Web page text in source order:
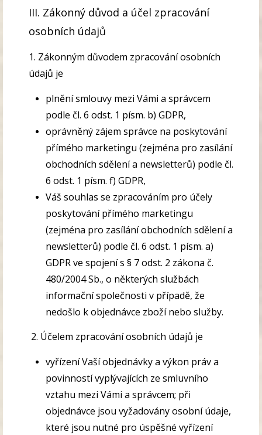
III. Zákonný důvod a účel zpracování
osobních údajů
1. Zákonným důvodem zpracování osobních
údajů je
plnění smlouvy mezi Vámi a správcem
podle čl. 6 odst. 1 písm. b) GDPR,
oprávněný zájem správce na poskytování
přímého marketingu (zejména pro zasílání
obchodních sdělení a newsletterů) podle čl.
6 odst. 1 písm. f) GDPR,
Váš souhlas se zpracováním pro účely
poskytování přímého marketingu
(zejména pro zasílání obchodních sdělení a
newsletterů) podle čl. 6 odst. 1 písm. a)
GDPR ve spojení s § 7 odst. 2 zákona č.
480/2004 Sb., o některých službách
informační společnosti v případě, že
nedošlo k objednávce zboží nebo služby.
2. Účelem zpracování osobních údajů je
vyřízení Vaší objednávky a výkon práv a
povinností vyplývajících ze smluvního
vztahu mezi Vámi a správcem; při
objednávce jsou vyžadovány osobní údaje,
které jsou nutné pro úspěšné vyřízení